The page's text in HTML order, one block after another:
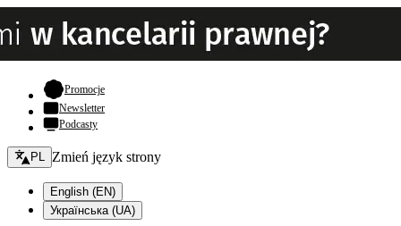
Promocje- otwiera się w nowej karcie
Newsletter
Podcasty
Zmień język - bieżący:
PL Zmień język strony
English (EN)
Українська (UA)